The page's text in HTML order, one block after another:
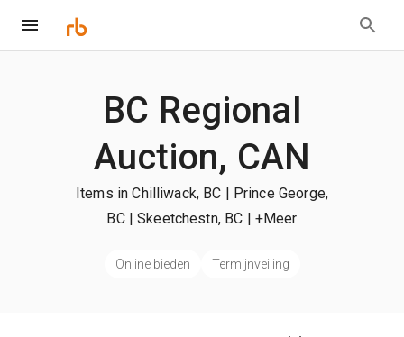
BC Regional
Auction, CAN
Items in Chilliwack, BC | Prince George,
BC | Skeetchestn, BC | +Meer
Online bieden Termijnveiling